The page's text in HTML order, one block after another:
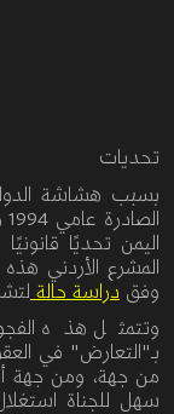
تحديات
بسبب هشاشة
الصادرة عامي 1994
اليمن تحديًا
وفق دراسة حالة
وتتمثل هذه
بـ"التعارض " في
من جهة، ومن جهة
سهل للجناة